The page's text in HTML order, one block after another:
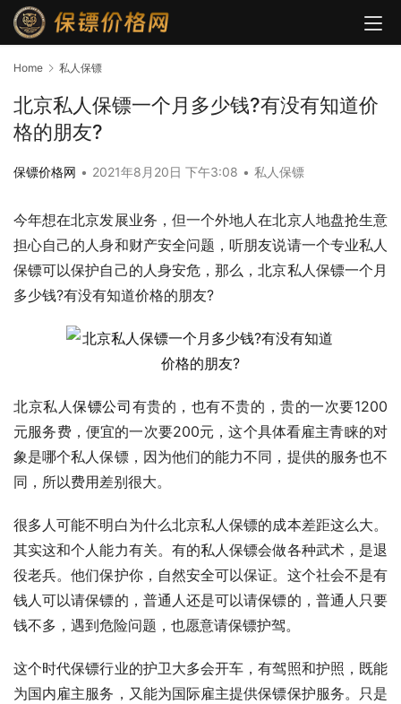
Home 私人保镖
北京私人保镖一个月多少钱?有没有知道价
格的朋友?
保镖价格网 • 2021年8月20日 下午3:08 • 私人保镖
今年想在北京发展业务，但一个外地人在北京人地盘抢生意
担心自己的人身和财产安全问题，听朋友说请一个专业私人
保镖可以保护自己的人身安危，那么，北京私人保镖一个月
多少钱?有没有知道价格的朋友?
北京私人保镖公司有贵的，也有不贵的，贵的一次要1200
元服务费，便宜的一次要200元，这个具体看雇主青睐的对
象是哪个私人保镖，因为他们的能力不同，提供的服务也不
同，所以费用差别很大。
很多人可能不明白为什么北京私人保镖的成本差距这么大。
其实这和个人能力有关。有的私人保镖会做各种武术，是退
役老兵。他们保护你，自然安全可以保证。这个社会不是有
钱人可以请保镖的，普通人还是可以请保镖的，普通人只要
钱不多，遇到危险问题，也愿意请保镖护驾。
这个时代保镖行业的护卫大多会开车，有驾照和护照，既能
为国内雇主服务，又能为国际雇主提供保镖保护服务。只是